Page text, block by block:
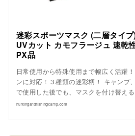
迷彩スポーツマスク (二層タイ
UVカット カモフラージュ 速乾
PX品
日常使用から特殊使用まで幅広く活躍
ンに対応！３種類の迷彩柄！ キャンプ
で使用した後でも、マスクを付け替え
huntingandfishingcamp.com